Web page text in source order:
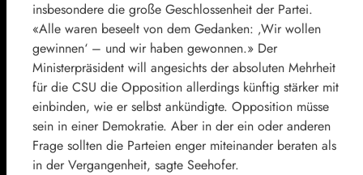
insbesondere die große Geschlossenheit der Partei.
«Alle waren beseelt von dem Gedanken: ‚Wir wollen
gewinnen‘ – und wir haben gewonnen.» Der
Ministerpräsident will angesichts der absoluten Mehrheit
für die CSU die Opposition allerdings künftig stärker mit
einbinden, wie er selbst ankündigte. Opposition müsse
sein in einer Demokratie. Aber in der ein oder anderen
Frage sollten die Parteien enger miteinander beraten als
in der Vergangenheit, sagte Seehofer.